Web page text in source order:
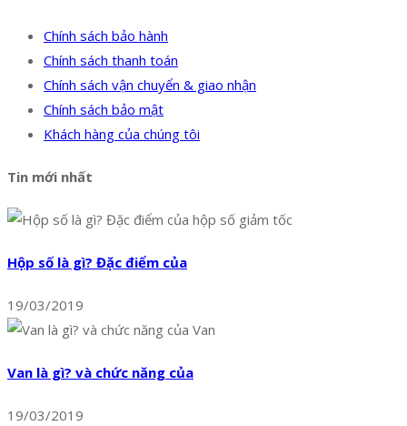
Chính sách bảo hành
Chính sách thanh toán
Chính sách vận chuyển & giao nhận
Chính sách bảo mật
Khách hàng của chúng tôi
Tin mới nhất
Hộp số là gì? Đặc điểm của
19/03/2019
Van là gì? và chức năng của
19/03/2019